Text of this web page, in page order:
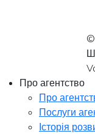
©
Про агентство
Про
Послуги
Історія